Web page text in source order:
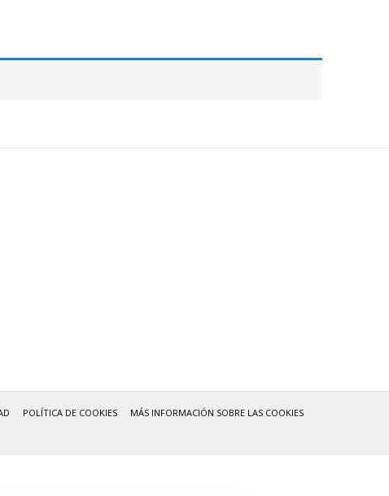
POLÍTICA DE COOKIES
MÁS INFORMACIÓN SOBRE LAS COOKIES